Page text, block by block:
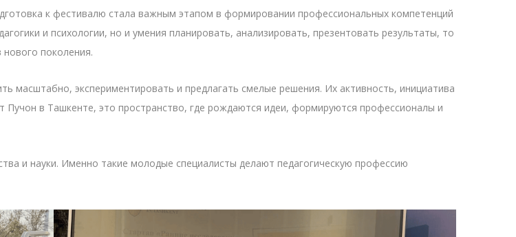
к фестивалю стала важным этапом в формировании профессиональных компетенций
и психологии, но и умения планировать, анализировать, презентовать результаты, то
поколения.
масштабно, экспериментировать и предлагать смелые решения. Их активность, инициатива
в Ташкенте, это пространство, где рождаются идеи, формируются профессионалы и
и науки. Именно такие молодые специалисты делают педагогическую профессию